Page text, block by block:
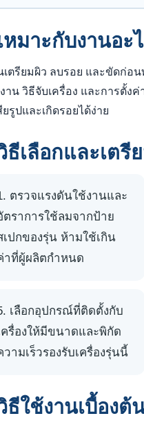
หมาะกับงานอะ
เตรียมผิว ลบรอย และขัดก่อ
าน วิธีจับเครื่อง และการตั้ง
ยรูปและเกิดรอยได้ง่าย
ธีเลือกและเตรี
ตรวจแรงดันใช้งานและ
ตราการใช้ลมจากป้าย
เปกของรุ่น ห้ามใช้เกิน
าที่ผู้ผลิตกำหนด
เลือกอุปกรณ์ที่ติดตั้งกับ
ครื่องให้มีขนาดและพิกัด
วามเร็วรองรับเครื่องรุ่นนี้
ธีใช้งานเบื้อง